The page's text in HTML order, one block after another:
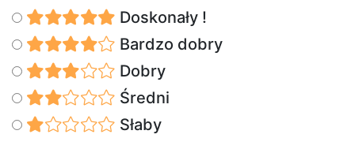
Doskonały !
Bardzo dobry
Dobry
Średni
Słaby